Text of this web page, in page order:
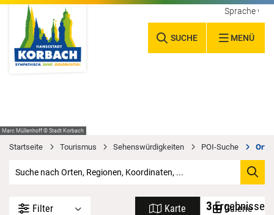
SUCHE MENÜ
Sprache
Marc Müllenhoff © Stadt Korbach
Startseite Tourismus Sehenswürdigkeiten POI-Suche Orte
Filter Karte Galerie
3Ergebnisse